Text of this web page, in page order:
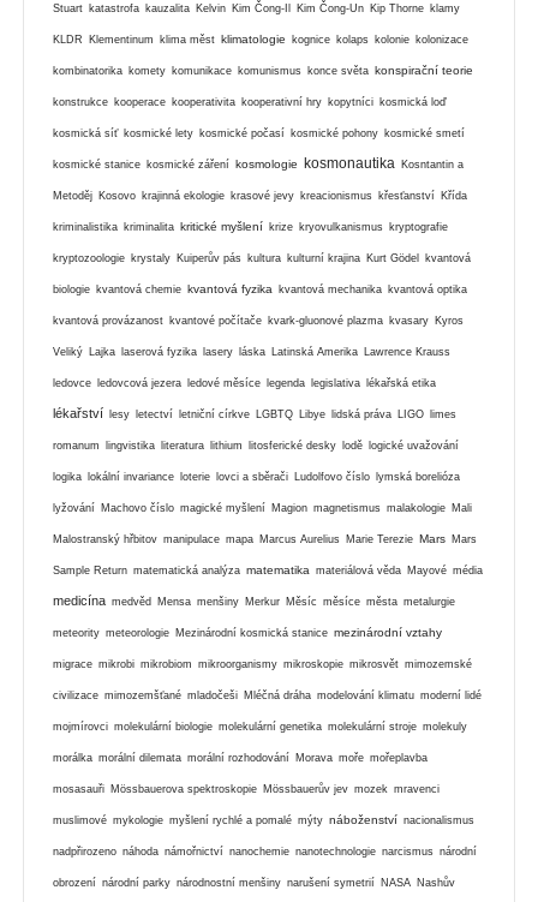
Stuart katastrofa kauzalita Kelvin Kim Čong-Il Kim Čong-Un Kip Thorne klamy
KLDR Klementinum klima měst klimatologie kognice kolaps kolonie kolonizace
kombinatorika komety komunikace komunismus konce světa konspirační teorie
konstrukce kooperace kooperativita kooperativní hry kopytníci kosmická loď
kosmická síť kosmické lety kosmické počasí kosmické pohony kosmické smetí
kosmické stanice kosmické záření kosmologie kosmonautika Kosntantin a
Metoděj Kosovo krajinná ekologie krasové jevy kreacionismus křesťanství Křída
kriminalistika kriminalita kritické myšlení krize kryovulkanismus kryptografie
kryptozoologie krystaly Kuiperův pás kultura kulturní krajina Kurt Gödel kvantová
biologie kvantová chemie kvantová fyzika kvantová mechanika kvantová optika
kvantová provázanost kvantové počítače kvark-gluonové plazma kvasary Kyros
Veliký Lajka laserová fyzika lasery láska Latinská Amerika Lawrence Krauss
ledovce ledovcová jezera ledové měsíce legenda legislativa lékařská etika
lékařství lesy letectví letniční církve LGBTQ Libye lidská práva LIGO limes
romanum lingvistika literatura lithium litosferické desky lodě logické uvažování
logika lokální invariance loterie lovci a sběrači Ludolfovo číslo lymská borelióza
lyžování Machovo číslo magické myšlení Magion magnetismus malakologie Mali
Malostranský hřbitov manipulace mapa Marcus Aurelius Marie Terezie Mars Mars
Sample Return matematická analýza matematika materiálová věda Mayové média
medicína medvěd Mensa menšiny Merkur Měsíc měsíce města metalurgie
meteority meteorologie Mezinárodní kosmická stanice mezinárodní vztahy
migrace mikrobi mikrobiom mikroorganismy mikroskopie mikrosvět mimozemské
civilizace mimozemšťané mladočeši Mléčná dráha modelování klimatu moderní lidé
mojmírovci molekulární biologie molekulární genetika molekulární stroje molekuly
morálka morální dilemata morální rozhodování Morava moře mořeplavba
mosasauři Mössbauerova spektroskopie Mössbauerův jev mozek mravenci
muslimové mykologie myšlení rychlé a pomalé mýty náboženství nacionalismus
nadpřirozeno náhoda námořnictví nanochemie nanotechnologie narcismus národní
obrození národní parky národnostní menšiny narušení symetrií NASA Nashův